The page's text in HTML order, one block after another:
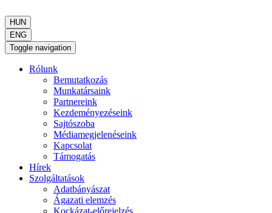
HUN
ENG
Toggle navigation
Rólunk
Bemutatkozás
Munkatársaink
Partnereink
Kezdeményezéseink
Sajtószoba
Médiamegjelenéseink
Kapcsolat
Támogatás
Hírek
Szolgáltatások
Adatbányászat
Ágazati elemzés
Kockázat-előrejelzés